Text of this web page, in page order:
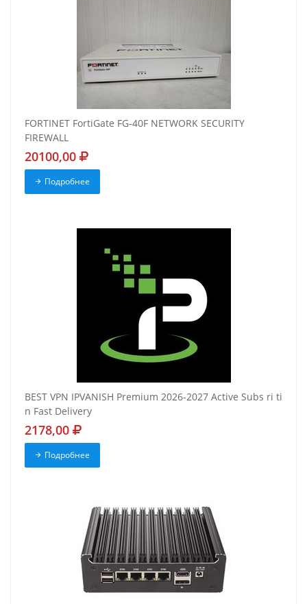
FORTINET FortiGate FG-40F NETWORK SECURITY
FIREWALL
20100,00
Подробнее
BEST VPN IPVANISH Premium 2026-2027 Active Subs ri ti
n Fast Delivery
2178,00
Подробнее